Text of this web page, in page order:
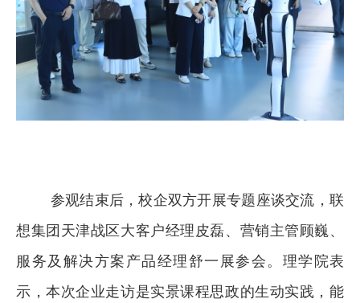
参观结束后，校企双方开展专题座谈交流，联
想集团天津战区大客户经理皮磊、营销主管顾巍、
服务及解决方案产品经理舒一展参会。理学院表
示，本次企业走访是实景课程思政的生动实践，能